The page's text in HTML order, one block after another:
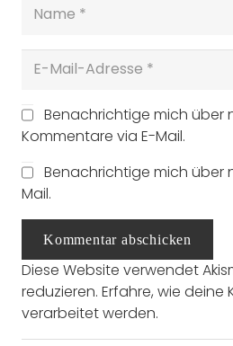
Benachrichtige mich über
Kommentare via E-Mail.
Benachrichtige mich über
Mail.
Kommentar abschicken
Diese Website verwendet
reduzieren. Erfahre, wie
verarbeitet werden.